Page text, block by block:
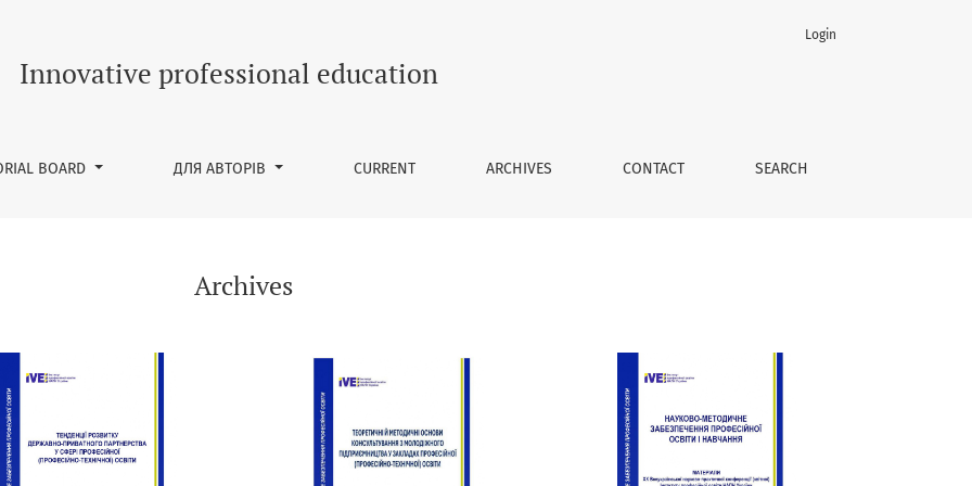
Innovative professional education
BOARD ДЛЯ АВТОРІВ CURRENT ARCHIVES CONTACT SEARCH
Login
Archives